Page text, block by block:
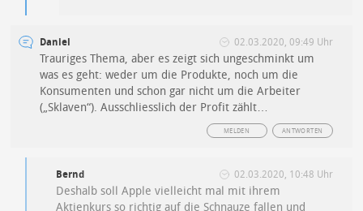
Daniel 02.03.2020, 09:49 Uhr
Trauriges Thema, aber es zeigt sich ungeschminkt um
was es geht: weder um die Produkte, noch um die
Konsumenten und schon gar nicht um die Arbeiter
(„Sklaven“). Ausschliesslich der Profit zählt…
ANTWORTEN
MELDEN
Bernd 02.03.2020, 10:48 Uhr
Deshalb soll Apple vielleicht mal mit ihrem
Aktienkurs so richtig auf die Schnauze fallen und